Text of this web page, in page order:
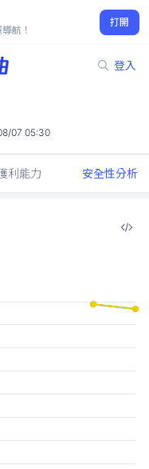
航！
打開
登入
07 05:30
利能力 安全性分析